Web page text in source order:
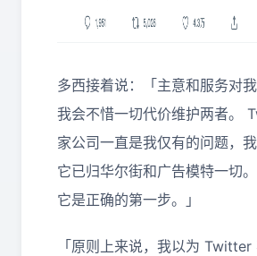
多西接着说：「主意和服务对我
我会不惜一切代价维护两者。
家公司一直是我仅有的问题，我
它已归华尔街和广告模特一切
它是正确的第一步。」
「原则上来说，我以为